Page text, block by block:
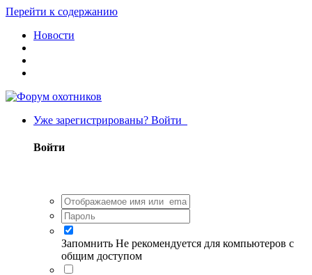
Перейти к содержанию
Новости
Уже зарегистрированы? Войти
Войти
Запомнить Не рекомендуется для компьютеров с
общим доступом